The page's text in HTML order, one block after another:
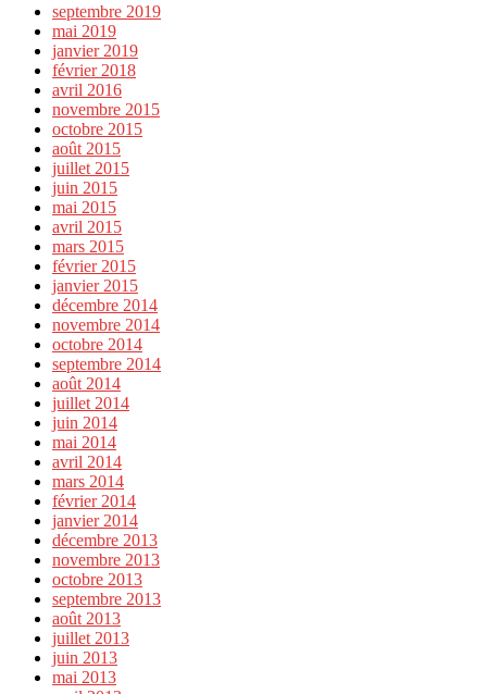
septembre 2019
mai 2019
janvier 2019
février 2018
avril 2016
novembre 2015
octobre 2015
août 2015
juillet 2015
juin 2015
mai 2015
avril 2015
mars 2015
février 2015
janvier 2015
décembre 2014
novembre 2014
octobre 2014
septembre 2014
août 2014
juillet 2014
juin 2014
mai 2014
avril 2014
mars 2014
février 2014
janvier 2014
décembre 2013
novembre 2013
octobre 2013
septembre 2013
août 2013
juillet 2013
juin 2013
mai 2013